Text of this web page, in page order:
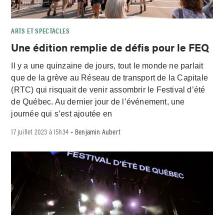
ARTS ET SPECTACLES
Une édition remplie de défis pour le FEQ
Il y a une quinzaine de jours, tout le monde ne parlait
que de la grève au Réseau de transport de la Capitale
(RTC) qui risquait de venir assombrir le Festival d’été
de Québec. Au dernier jour de l’événement, une
journée qui s’est ajoutée en
17 juillet 2023 à 15h34 - Benjamin Aubert